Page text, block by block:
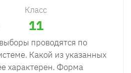
Класс
11
проводятся по
Какой из указанных
характерен. Форма